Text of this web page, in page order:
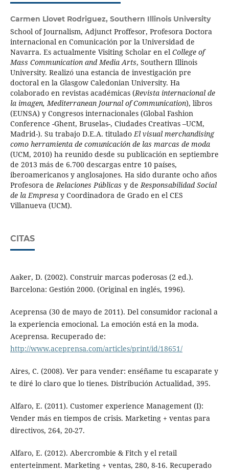
Carmen Llovet Rodriguez, Southern Illinois University
School of Journalism, Adjunct Proffesor, Profesora Doctora
internacional en Comunicación por la Universidad de
Navarra. Es actualmente Visiting Scholar en el College of
Mass Communication and Media Arts, Southern Illinois
University. Realizó una estancia de investigación pre
doctoral en la Glasgow Caledonian University. Ha
colaborado en revistas académicas (Revista internacional de
la imagen, Mediterranean Journal of Communication), libros
(EUNSA) y Congresos internacionales (Global Fashion
Conference -Ghent, Bruselas-, Ciudades Creativas –UCM,
Madrid-). Su trabajo D.E.A. tituladoEl visual merchandising
como herramienta de comunicación de las marcas de moda
(UCM, 2010) ha reunido desde su publicación en septiembre
de 2013 más de 6.700 descargas entre 10 países,
iberoamericanos y anglosajones. Ha sido durante ocho años
Profesora deRelaciones Públicas y deResponsabilidad Social
de la Empresay Coordinadora de Grado en el CES
Villanueva (UCM).
CITAS
Aaker, D. (2002). Construir marcas poderosas (2 ed.).
Barcelona: Gestión 2000. (Original en inglés, 1996).
Aceprensa (30 de mayo de 2011). Del consumidor racional a
la experiencia emocional. La emoción está en la moda.
Aceprensa. Recuperado de:
http://www.aceprensa.com/articles/print/id/18651/
Aires, C. (2008). Ver para vender: enséñame tu escaparate y
te diré lo claro que lo tienes. Distribución Actualidad, 395.
Alfaro, E. (2011). Customer experience Management (I):
Vender más en tiempos de crisis. Marketing + ventas para
directivos, 264, 20-27.
Alfaro, E. (2012). Abercrombie & Fitch y el retail
enterteinment. Marketing + ventas, 280, 8-16. Recuperado